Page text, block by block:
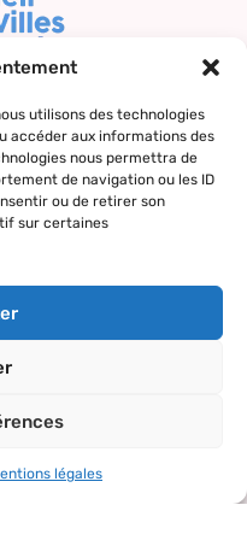
utilisons des technologies
accéder aux informations des
nous permettra de
de navigation ou les ID
ou de retirer son
sur certaines
légales
réseau
AVF
Suivez-nous